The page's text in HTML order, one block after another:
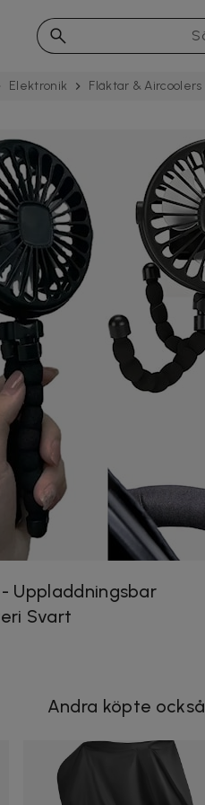
Elektronik Fläktar & Aircoolers
Uppladdningsbar
Svart
Andra köpte också